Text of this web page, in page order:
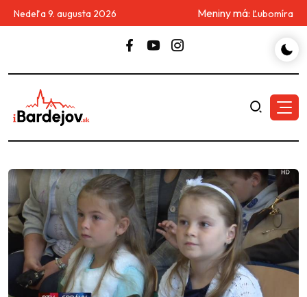
Nedeľa 9. augusta 2026 Meniny má: Ľubomíra